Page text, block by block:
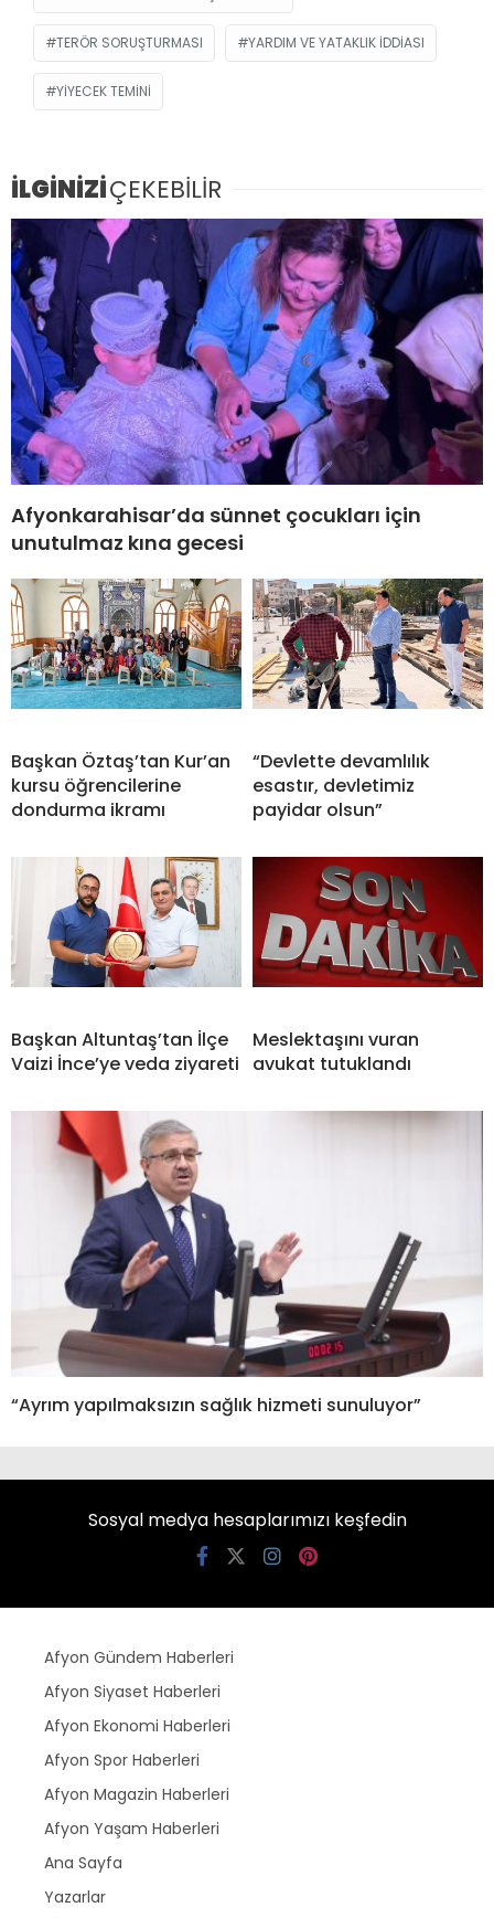
TERÖR SORUŞTURMASI YARDIM VE YATAKLIK IDDIASI
YIYECEK TEMINI
İLGİNİZİÇEKEBİLİR
Afyonkarahisar’da sünnet çocukları için
unutulmaz kına gecesi
Başkan Öztaş’tan Kur’an
kursu öğrencilerine
dondurma ikramı
“Devlette devamlılık
esastır, devletimiz
payidar olsun”
Başkan Altuntaş’tan İlçe
Vaizi İnce’ye veda ziyareti
Meslektaşını vuran
avukat tutuklandı
“Ayrım yapılmaksızın sağlık hizmeti sunuluyor”
Sosyal medya hesaplarımızı keşfedin
Afyon Gündem Haberleri
Afyon Siyaset Haberleri
Afyon Ekonomi Haberleri
Afyon Spor Haberleri
Afyon Magazin Haberleri
Afyon Yaşam Haberleri
Ana Sayfa
Yazarlar